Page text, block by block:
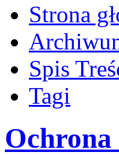
Strona
Spis
Tagi
Ochrona